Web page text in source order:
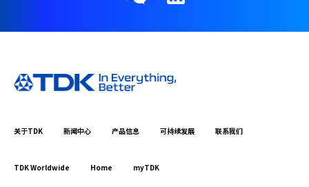
关于TDK 新闻中心 产品信息 可持续发展 联系我们
TDK Worldwide Home myTDK